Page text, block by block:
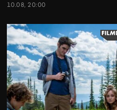
10.08, 20:00